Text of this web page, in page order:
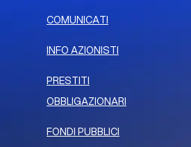
COMUNICATI
INFO AZIONISTI
PRESTITI
OBBLIGAZIONARI
FONDI PUBBLICI